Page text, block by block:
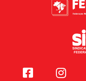
Facebook